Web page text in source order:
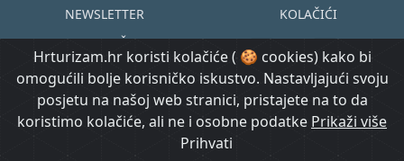
Hrturizam.hr koristi kolačiće ( 🍪 cookies) kako bi
omogućili bolje korisničko iskustvo. Nastavljajući svoju
posjetu na našoj web stranici, pristajete na to da
koristimo kolačiće, ali ne i osobne podatke Prikaži više
Prihvati
NEWSLETTER
UVJETI KORIŠTENJA
KOLAČIĆI
EN HR
© Copyright
2015.-2026.
@ Created by
Morgan Code
Prijavi se